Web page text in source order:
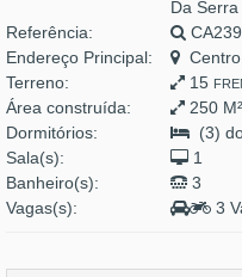
Da Serra
Referência:
Endereço Principal:
Terreno:
15
Área construída:
250 M²
Dormitórios:
(3)
Sala(s):
1
Banheiro(s):
3
Vagas(s):
3